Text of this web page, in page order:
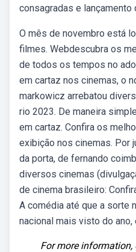
consagradas e lançamento
O mês de novembro está
filmes. Webdescubra os
de todos os tempos no
em cartaz nos cinemas, o
markowicz arrebatou
rio 2023. De maneira
em cartaz. Confira os
exibição nos cinemas. Por
da porta, de fernando
diversos cinemas
de cinema brasileiro:
A comédia até que a sorte
nacional mais visto do ano,
For more